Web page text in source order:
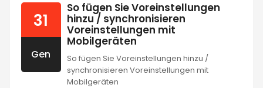
31
Gen
So fügen Sie Voreinstellungen
hinzu / synchronisieren
Voreinstellungen mit
Mobilgeräten
So fügen Sie Voreinstellungen hinzu /
synchronisieren Voreinstellungen mit
Mobilgeräten